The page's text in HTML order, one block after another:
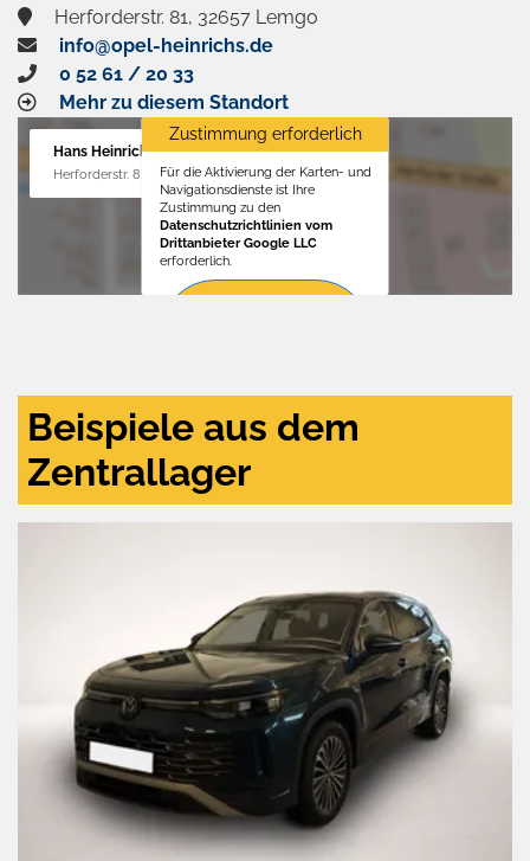
Herforderstr. 81, 32657 Lemgo
info@opel-heinrichs.de
0 52 61 / 20 33
Mehr zu diesem Standort
Hans Heinrichs GmbH
Herforderstr. 81, 32657 Lemgo
Zustimmung erforderlich
Für die Aktivierung der Karten- und
Navigationsdienste ist Ihre
Zustimmung zu den
Datenschutzrichtlinien vom
Drittanbieter Google LLC
erforderlich.
Beispiele aus dem
Zentrallager